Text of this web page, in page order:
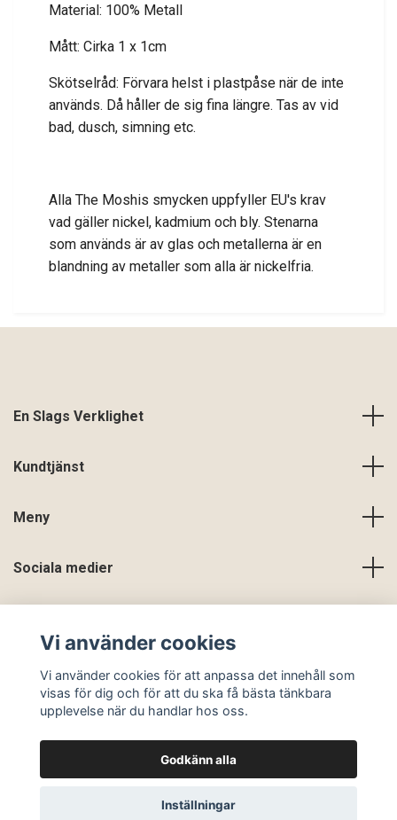
Material: 100% Metall
Mått: Cirka 1 x 1cm
Skötselråd: Förvara helst i plastpåse när de inte
används. Då håller de sig fina längre. Tas av vid
bad, dusch, simning etc.
Alla The Moshis smycken uppfyller EU's krav
vad gäller nickel, kadmium och bly. Stenarna
som används är av glas och metallerna är en
blandning av metaller som alla är nickelfria.
En Slags Verklighet
Kundtjänst
Meny
Sociala medier
© 2026 En Slags Verklighet
Vi använder cookies
Vi använder cookies för att anpassa det innehåll som
visas för dig och för att du ska få bästa tänkbara
upplevelse när du handlar hos oss.
Godkänn alla
Inställningar